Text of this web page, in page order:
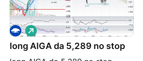
long AIGA da 5,289 no stop
L
o
n
g